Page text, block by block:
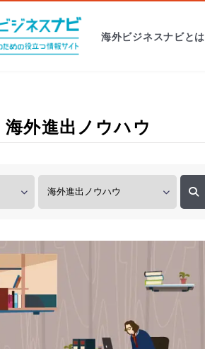
海外ビジネスナビとは
外進出ノウハウ